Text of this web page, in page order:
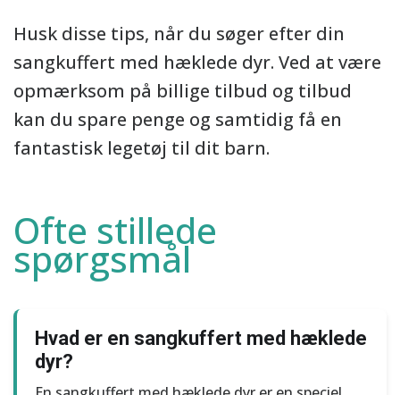
Husk disse tips, når du søger efter din
sangkuffert med hæklede dyr. Ved at være
opmærksom på billige tilbud og tilbud
kan du spare penge og samtidig få en
fantastisk legetøj til dit barn.
Ofte stillede
spørgsmål
Hvad er en sangkuffert med hæklede
dyr?